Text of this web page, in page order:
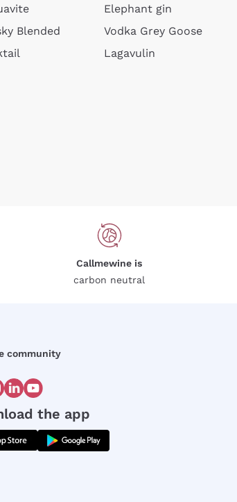
Blended
Elephant gin
Vodka Grey Goose
Lagavulin
Callmewine is
carbon neutral
community
the app